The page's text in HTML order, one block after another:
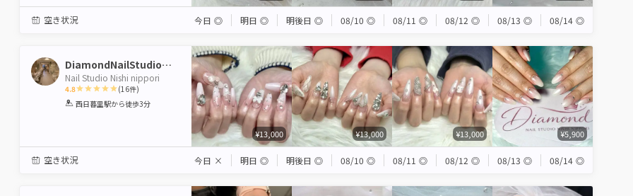
空き状況 今日 ◎ 明日 ◎ 明後日 ◎ 08/10 ◎ 08/11 ◎ 08/12 ◎ 08/13 ◎ 08/14 ◎
DiamondNailStudioNishinipori
Nail Studio Nishi nippori
4.8
1 2 3 4 5
(16件)
西日暮里駅から徒歩3分
¥13,000 ¥13,000 ¥13,000 ¥5,900
空き状況 今日 × 明日 ◎ 明後日 ◎ 08/10 ◎ 08/11 ◎ 08/12 ◎ 08/13 ◎ 08/14 ◎